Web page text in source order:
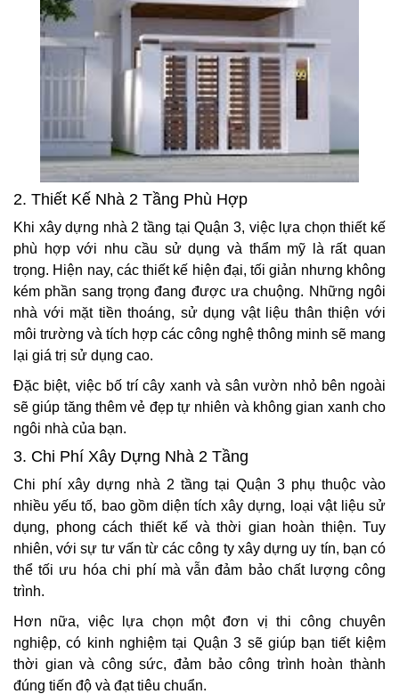
2. Thiết Kế Nhà 2 Tầng Phù Hợp
Khi xây dựng nhà 2 tầng tại Quận 3, việc lựa chọn thiết kế
phù hợp với nhu cầu sử dụng và thẩm mỹ là rất quan
trọng. Hiện nay, các thiết kế hiện đại, tối giản nhưng không
kém phần sang trọng đang được ưa chuộng. Những ngôi
nhà với mặt tiền thoáng, sử dụng vật liệu thân thiện với
môi trường và tích hợp các công nghệ thông minh sẽ mang
lại giá trị sử dụng cao.
Đặc biệt, việc bố trí cây xanh và sân vườn nhỏ bên ngoài
sẽ giúp tăng thêm vẻ đẹp tự nhiên và không gian xanh cho
ngôi nhà của bạn.
3. Chi Phí Xây Dựng Nhà 2 Tầng
Chi phí xây dựng nhà 2 tầng tại Quận 3 phụ thuộc vào
nhiều yếu tố, bao gồm diện tích xây dựng, loại vật liệu sử
dụng, phong cách thiết kế và thời gian hoàn thiện. Tuy
nhiên, với sự tư vấn từ các công ty xây dựng uy tín, bạn có
thể tối ưu hóa chi phí mà vẫn đảm bảo chất lượng công
trình.
Hơn nữa, việc lựa chọn một đơn vị thi công chuyên
nghiệp, có kinh nghiệm tại Quận 3 sẽ giúp bạn tiết kiệm
thời gian và công sức, đảm bảo công trình hoàn thành
đúng tiến độ và đạt tiêu chuẩn.